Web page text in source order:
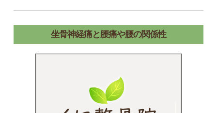
坐骨神経痛と腰痛や腰の関係性